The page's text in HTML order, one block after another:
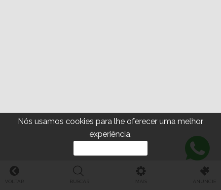
Nós usamos cookies para lhe oferecer uma melhor
experiência.
VOLTAR BUSCAR MAIS ANUNCIE